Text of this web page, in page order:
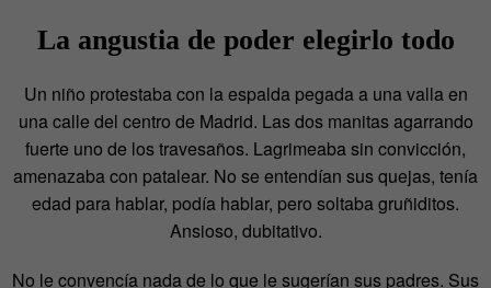
La angustia de poder elegirlo todo
Un niño protestaba con la espalda pegada a una valla en
una calle del centro de Madrid. Las dos manitas agarrando
fuerte uno de los travesaños. Lagrimeaba sin convicción,
amenazaba con patalear. No se entendían sus quejas, tenía
edad para hablar, podía hablar, pero soltaba gruñiditos.
Ansioso, dubitativo.
No le convencía nada de lo que le sugerían sus padres. Sus